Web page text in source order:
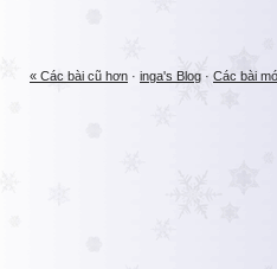
« Các bài cũ hơn · inga's Blog · Các bài